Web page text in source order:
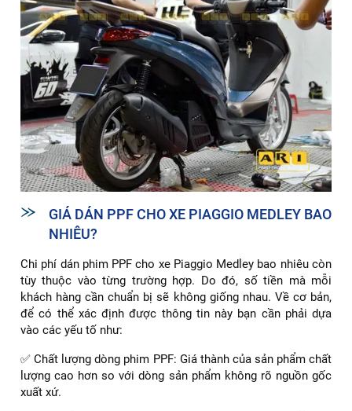
GIÁ DÁN PPF CHO XE PIAGGIO MEDLEY BAO
NHIÊU?
Chi phí dán phim PPF cho xe Piaggio Medley bao nhiêu còn
tùy thuộc vào từng trường hợp. Do đó, số tiền mà mỗi
khách hàng cần chuẩn bị sẽ không giống nhau. Về cơ bản,
để có thể xác định được thông tin này bạn cần phải dựa
vào các yếu tố như:
✅ Chất lượng dòng phim PPF: Giá thành của sản phẩm chất
lượng cao hơn so với dòng sản phẩm không rõ nguồn gốc
xuất xứ.